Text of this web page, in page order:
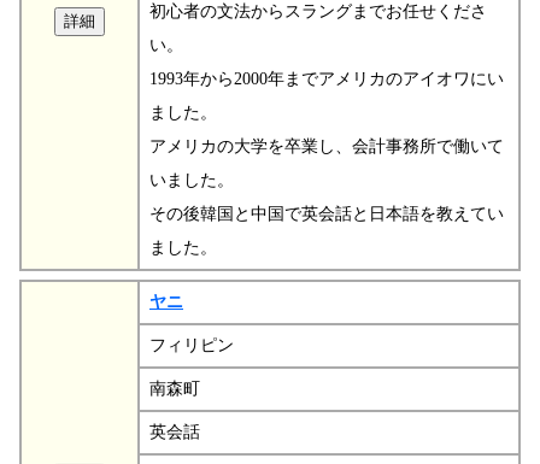
初心者の文法からスラングまでお任せくださ
い。
1993年から2000年までアメリカのアイオワにい
ました。
アメリカの大学を卒業し、会計事務所で働いて
いました。
その後韓国と中国で英会話と日本語を教えてい
ました。
ヤニ
フィリピン
南森町
英会話